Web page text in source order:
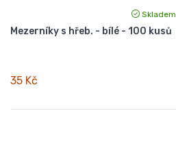
Skladem
Mezerníky s hřeb. - bílé - 100 kusů
35 Kč